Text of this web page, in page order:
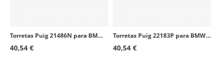
Torretas Puig 21486N para BMW M1000 XR (24-26), S1000 XR (20-26) en Negro
40,54 €
Torretas Puig 22183P para BMW F900GS / GS Adventure (24-26) en Plateado
40,54 €